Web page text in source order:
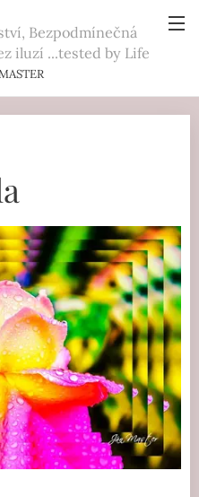
Bezpodmínečná
iluzí ...tested by Life